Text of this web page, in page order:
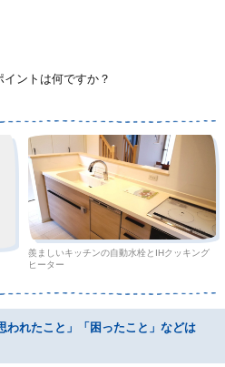
ントは何ですか？
羨ましいキッチンの自動水栓とIHクッキング
ヒーター
われたこと」「困ったこと」などは